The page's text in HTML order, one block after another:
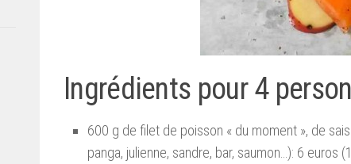
Ingrédients pour 4
600 g de filet de poisson « du moment », de
panga, julienne, sandre, bar, saumon…): 6 euros